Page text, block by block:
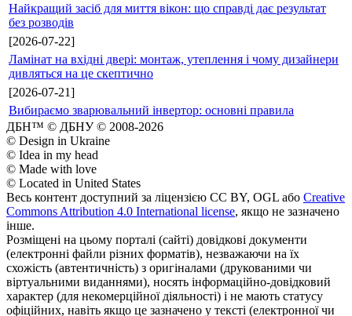
Найкращий засіб для миття вікон: що справді дає результат
без розводів
[2026-07-22]
Ламінат на вхідні двері: монтаж, утеплення і чому дизайнери
дивляться на це скептично
[2026-07-21]
Вибираємо зварювальний інвертор: основні правила
ДБН™ © ДБНУ © 2008-2026
© Design in Ukraine
© Idea in my head
© Made with love
© Located in United States
Весь контент доступний за ліцензією CC BY, OGL або Creative
Commons Attribution 4.0 International license, якщо не зазначено
інше.
Розміщені на цьому порталі (сайті) довідкові документи
(електронні файли різних форматів), незважаючи на їх
схожість (автентичність) з оригіналами (друкованими чи
віртуальними виданнями), носять інформаційно-довідковий
характер (для некомерційної діяльності) і не мають статусу
офіційних, навіть якщо це зазначено у тексті (електронної чи